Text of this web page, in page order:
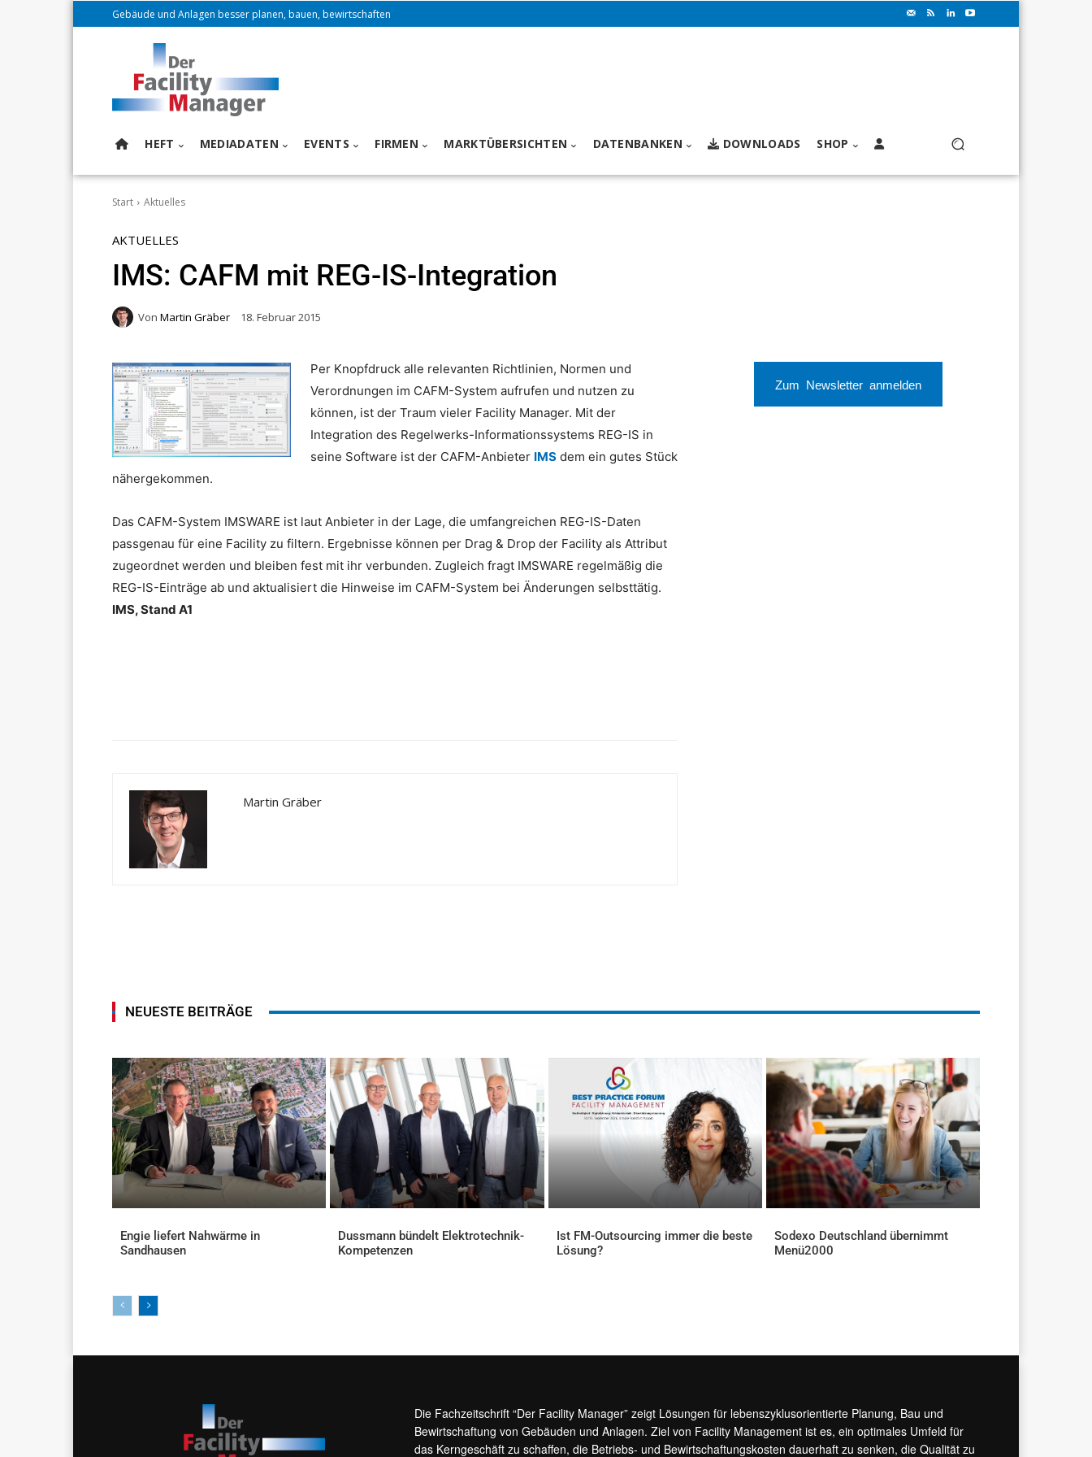
Gebäude und Anlagen besser planen, bauen, bewirtschaften
HEFT MEDIADATEN EVENTS FIRMEN MARKTÜBERSICHTEN DATENBANKEN DOWNLOADS SHOP
Start Aktuelles
AKTUELLES
IMS: CAFM mit REG-IS-Integration
Von Martin Gräber 18. Februar 2015
Per Knopfdruck alle relevanten Richtlinien, Normen und
Verordnungen im CAFM-System aufrufen und nutzen zu
können, ist der Traum vieler Facility Manager. Mit der
Integration des Regelwerks-Informationssystems REG-IS in
seine Software ist der CAFM-Anbieter IMS dem ein gutes Stück
nähergekommen.
Das CAFM-System IMSWARE ist laut Anbieter in der Lage, die umfangreichen REG-IS-Daten
passgenau für eine Facility zu filtern. Ergebnisse können per Drag & Drop der Facility als Attribut
zugeordnet werden und bleiben fest mit ihr verbunden. Zugleich fragt IMSWARE regelmäßig die
REG-IS-Einträge ab und aktualisiert die Hinweise im CAFM-System bei Änderungen selbsttätig.
IMS, Stand A1
Martin Gräber
Zum Newsletter anmelden
NEUESTE BEITRÄGE
Engie liefert Nahwärme in
Sandhausen
Dussmann bündelt Elektrotechnik-
Kompetenzen
Ist FM-Outsourcing immer die beste
Lösung?
Sodexo Deutschland übernimmt
Menü2000
Die Fachzeitschrift “Der Facility Manager” zeigt Lösungen für lebenszyklusorientierte Planung, Bau und
Bewirtschaftung von Gebäuden und Anlagen. Ziel von Facility Management ist es, ein optimales Umfeld für
das Kerngeschäft zu schaffen, die Betriebs- und Bewirtschaftungskosten dauerhaft zu senken, die Qualität zu